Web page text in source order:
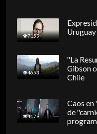
7159
4653
"La
Gibson
Chile
4179
Caos
de